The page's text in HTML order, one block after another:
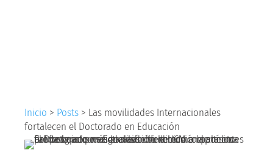
Inicio > Posts > Las movilidades Internacionales
fortalecen el Doctorado en Educación